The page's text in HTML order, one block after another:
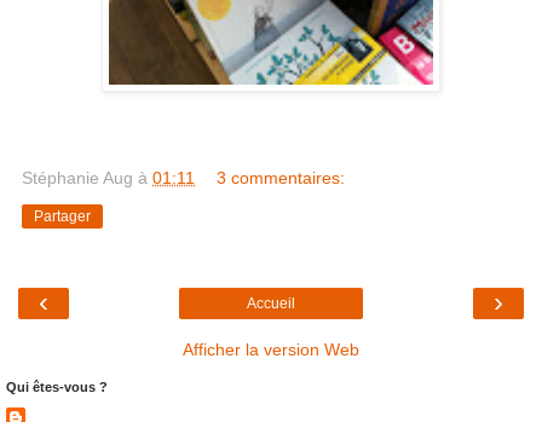
Stéphanie Aug à 01:11 3 commentaires:
Partager
‹ ›
Accueil
Afficher la version Web
Qui êtes-vous ?